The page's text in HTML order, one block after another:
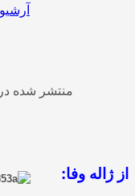
منتشر شده در دوشنبه, 06
از ژاله وفا: